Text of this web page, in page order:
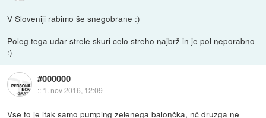
V Sloveniji rabimo še snegobrane :)
Poleg tega udar strele skuri celo streho najbrž in je pol neporabno
:)
#000000
:: 1. nov 2016, 12:09
Vse to je itak samo pumping zelenega balončka, nč druzga ne